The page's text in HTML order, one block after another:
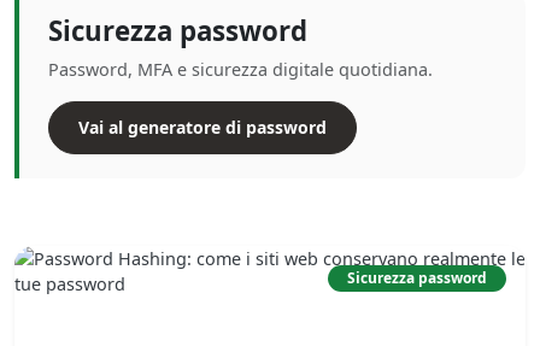
Sicurezza password
Password, MFA e sicurezza digitale quotidiana.
Vai al generatore di password
Sicurezza password